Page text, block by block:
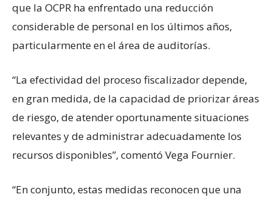
que la OCPR ha enfrentado una reducción
considerable de personal en los últimos años,
particularmente en el área de auditorías.
“La efectividad del proceso fiscalizador depende,
en gran medida, de la capacidad de priorizar áreas
de riesgo, de atender oportunamente situaciones
relevantes y de administrar adecuadamente los
recursos disponibles”, comentó Vega Fournier.
“En conjunto, estas medidas reconocen que una